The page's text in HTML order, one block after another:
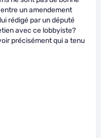
un amendement
rédigé par un député
avec ce lobbyiste?
précisément qui a tenu